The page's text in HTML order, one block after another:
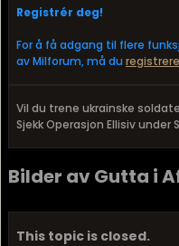
Registrér deg!
For å få adgang til flere
av Milforum, må du registrere
Vil du trene ukrainske
Sjekk Operasjon Ellisiv under
Bilder av Gutta i
This topic is closed.